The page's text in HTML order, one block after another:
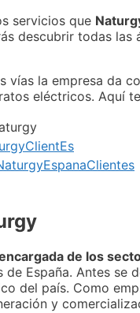
servicios que
descubrir todas las
vías la empresa da
eléctricos. Aquí
de los
España. Antes se
del país. Como
y